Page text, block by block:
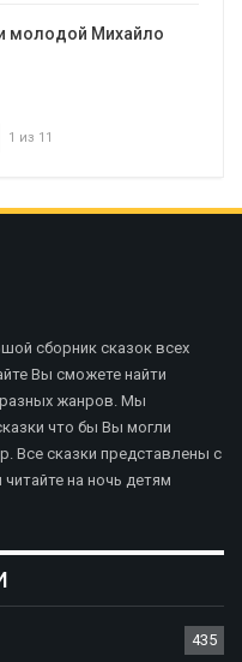
молодой Михайло
1 из 11
сборник сказок всех
Вы сможете найти
разных жанров. Мы
что бы Вы могли
Все сказки представлены с
на ночь детям
435